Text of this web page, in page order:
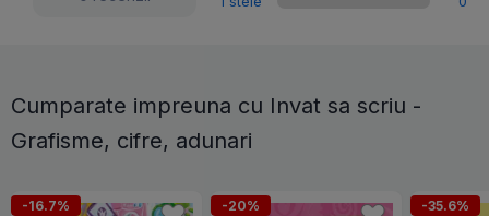
Cumparate impreuna cu Invat sa scriu -
Grafisme, cifre, adunari
-16.7% -20% -35.6%